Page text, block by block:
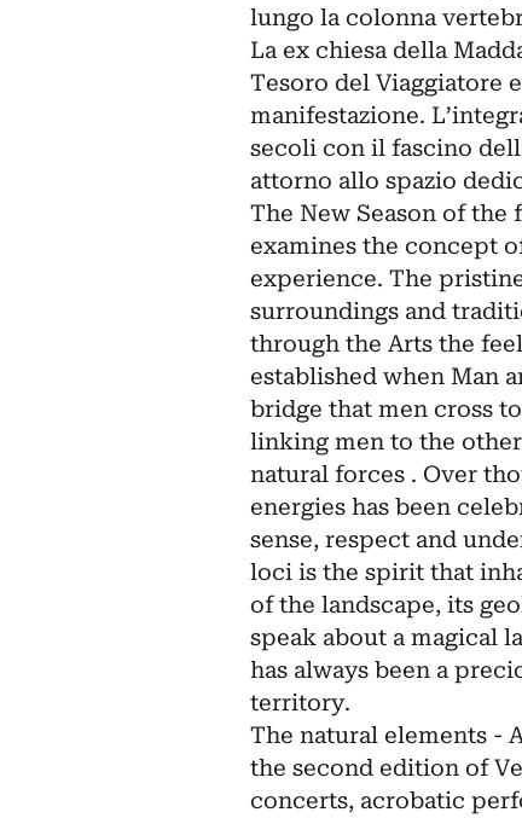
lungo la colonna
La ex chiesa della
Tesoro del Viaggiatore
manifestazione.
secoli con il fascino
attorno allo spazio
The New Season of the
examines the concept
experience. The
surroundings and
through the Arts the
established when Man
bridge that men cross
linking men to the
natural forces . Over
energies has been
sense, respect and
loci is the spirit that
of the landscape, its
speak about a magical
has always been a
territory.
The natural elements -
the second edition of
concerts, acrobatic